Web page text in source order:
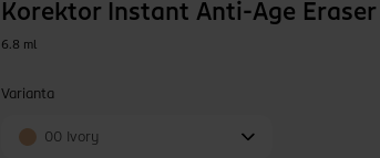
Korektor Instant Anti-Age
6.8 ml
Varianta
00 Ivory